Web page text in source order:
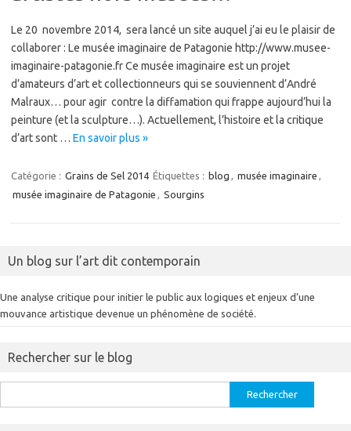
Le 20 novembre 2014, sera lancé un site auquel j’ai eu le plaisir de
collaborer : Le musée imaginaire de Patagonie http://www.musee-
imaginaire-patagonie.fr Ce musée imaginaire est un projet
d’amateurs d’art et collectionneurs qui se souviennent d’André
Malraux… pour agir contre la diffamation qui frappe aujourd’hui la
peinture (et la sculpture…). Actuellement, l’histoire et la critique
d’art sont … En savoir plus »
Catégorie : Grains de Sel 2014 Étiquettes : blog , musée imaginaire ,
musée imaginaire de Patagonie , Sourgins
Un blog sur l’art dit contemporain
Une analyse critique pour initier le public aux logiques et enjeux d’une
mouvance artistique devenue un phénomène de société.
Rechercher sur le blog